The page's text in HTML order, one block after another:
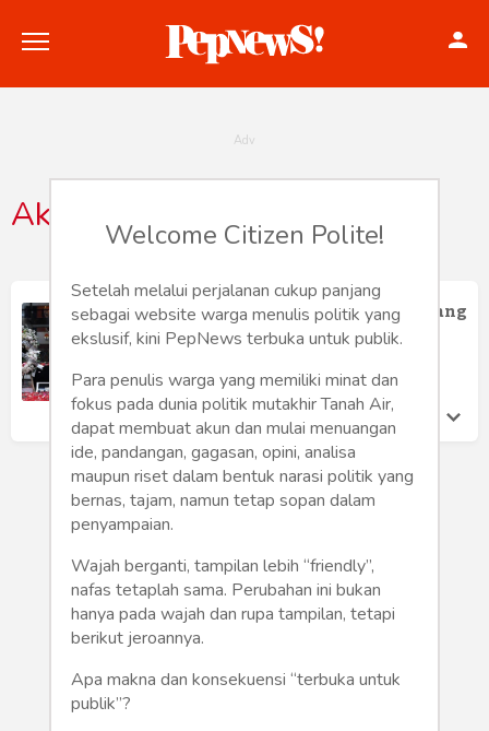
Konstitusi
Hankam
Internasional
Bisnis
Humaniora
Tekno
Gaya
Wisata
Akuntan
Ketua KPK Sebaiknya Dipimpin Seorang
Akuntan
Senin 16 Sep, 2019
Welcome Citizen Polite!
Setelah melalui perjalanan cukup panjang
sebagai website warga menulis politik yang
ekslusif, kini PepNews terbuka untuk publik.
Para penulis warga yang memiliki minat dan
fokus pada dunia politik mutakhir Tanah Air,
dapat membuat akun dan mulai menuangan
ide, pandangan, gagasan, opini, analisa
maupun riset dalam bentuk narasi politik yang
bernas, tajam, namun tetap sopan dalam
penyampaian.
Wajah berganti, tampilan lebih “friendly”,
nafas tetaplah sama. Perubahan ini bukan
hanya pada wajah dan rupa tampilan, tetapi
berikut jeroannya.
Apa makna dan konsekuensi “terbuka untuk
publik”?